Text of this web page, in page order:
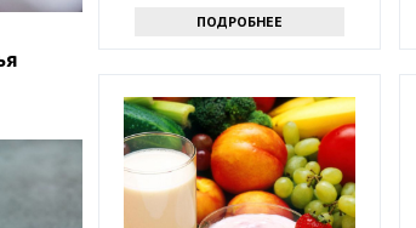
ПОДРОБНЕЕ